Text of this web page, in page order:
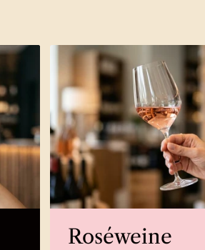
Roséweine